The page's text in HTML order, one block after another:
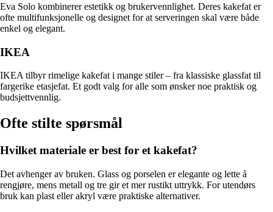
Eva Solo kombinerer estetikk og brukervennlighet. Deres kakefat er
ofte multifunksjonelle og designet for at serveringen skal være både
enkel og elegant.
IKEA
IKEA tilbyr rimelige kakefat i mange stiler – fra klassiske glassfat til
fargerike etasjefat. Et godt valg for alle som ønsker noe praktisk og
budsjettvennlig.
Ofte stilte spørsmål
Hvilket materiale er best for et kakefat?
Det avhenger av bruken. Glass og porselen er elegante og lette å
rengjøre, mens metall og tre gir et mer rustikt uttrykk. For utendørs
bruk kan plast eller akryl være praktiske alternativer.